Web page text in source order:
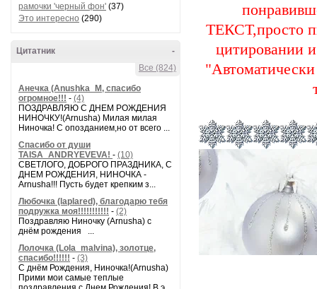
рамочки 'черный фон' (37)
Это интересно (290)
-
Цитатник
Все (824)
Анечка (Anushka_M, спасибо
огромное!!! - (4)
ПОЗДРАВЛЯЮ С ДНЕМ РОЖДЕНИЯ
НИНОЧКУ!(Arnusha) Милая милая
Ниночка! С опозданием,но от всего ...
Спасибо от души
TAISA_ANDRYEVEVA! - (10)
СВЕТЛОГО, ДОБРОГО ПРАЗДНИКА, С
ДНЕМ РОЖДЕНИЯ, НИНОЧКА -
Arnusha!!! Пусть будет крепким з...
Любочка (laplared), благодарю тебя
подружка моя!!!!!!!!!!! - (2)
Поздравляю Ниночку (Arnusha) с
днём рождения ...
Лолочка (Lola_malvina), золотце,
спасибо!!!!!! - (3)
С днём Рождения, Ниночка!(Аrnusha)
Прими мои самые теплые
формочки
В небольшой
огонь,
перемешивая
кипения. Как
ТЕКСТ,просто
цитировании